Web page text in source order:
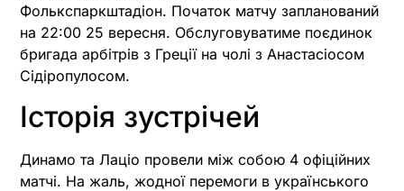
Фолькспаркштадіон. Початок матчу запланований
на 22:00 25 вересня. Обслуговуватиме поєдинок
бригада арбітрів з Греції на чолі з Анастасіосом
Сідіропулосом.
Історія зустрічей
Динамо та Лаціо провели між собою 4 офіційних
матчі. На жаль, жодної перемоги в українського